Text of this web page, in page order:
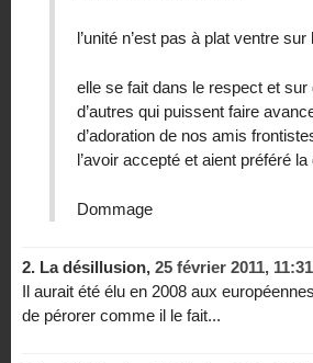
l’unité n’est pas à plat ventre
elle se fait dans le respect et
d’autres qui puissent faire
d’adoration de nos amis
l’avoir accepté et aient préféré la
Dommage
2. La désillusion, 25 février 2011, 11:31
Il aurait été élu en 2008 aux
de pérorer comme il le fait...